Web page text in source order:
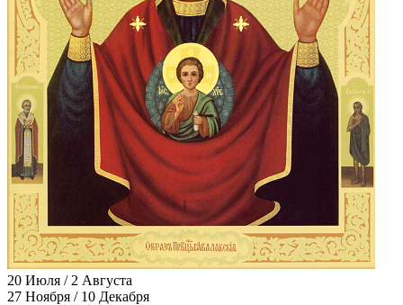
20 Июля / 2 Августа
27 Ноября / 10 Декабря